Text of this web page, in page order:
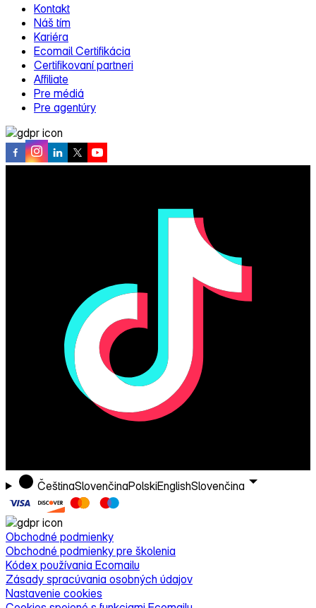
Kontakt
Náš tím
Kariéra
Ecomail Certifikácia
Certifikovaní partneri
Affiliate
Pre médiá
Pre agentúry
ČeštinaSlovenčinaPolskiEnglishSlovenčina
Obchodné podmienky
Obchodné podmienky pre školenia
Kódex používania Ecomailu
Zásady spracúvania osobných údajov
Nastavenie cookies